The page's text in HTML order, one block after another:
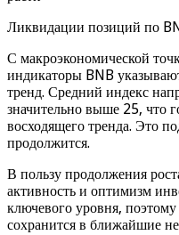
Ликвидации позиций по
С макроэкономической
индикаторы BNB
тренд. Средний индекс
значительно выше 25, что
восходящего тренда. Это
продолжится.
В пользу продолжения
активность и оптимизм
ключевого уровня,
сохранится в ближайшие